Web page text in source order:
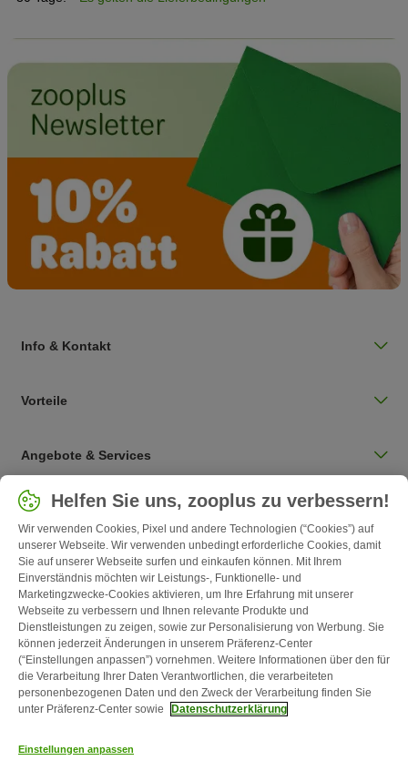
Info & Kontakt
Vorteile
Angebote & Services
Land auswählen
Deutschland / DE
Follow zooplus
Kontakt Versandkosten & Lieferzeit
Helfen Sie uns, zooplus zu verbessern!
Wir verwenden Cookies, Pixel und andere Technologien (“Cookies”) auf
unserer Webseite. Wir verwenden unbedingt erforderliche Cookies, damit
Sie auf unserer Webseite surfen und einkaufen können. Mit Ihrem
Einverständnis möchten wir Leistungs-, Funktionelle- und
Marketingzwecke-Cookies aktivieren, um Ihre Erfahrung mit unserer
Webseite zu verbessern und Ihnen relevante Produkte und
Dienstleistungen zu zeigen, sowie zur Personalisierung von Werbung. Sie
können jederzeit Änderungen in unserem Präferenz-Center
(“Einstellungen anpassen”) vornehmen. Weitere Informationen über den für
die Verarbeitung Ihrer Daten Verantwortlichen, die verarbeiteten
personenbezogenen Daten und den Zweck der Verarbeitung finden Sie
unter Präferenz-Center sowie
Datenschutzerklärung
Einstellungen anpassen